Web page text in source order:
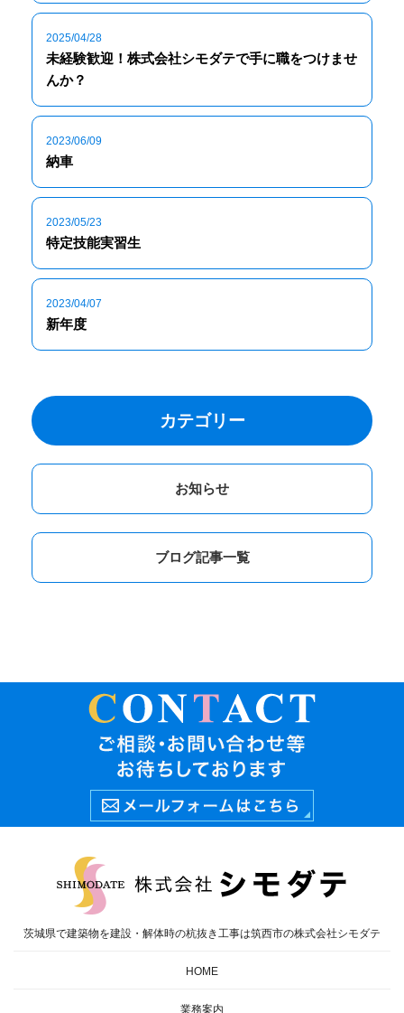
2025/04/28
未経験歓迎！株式会社シモダテで手に職をつけませ
んか？
2023/06/09
納車
2023/05/23
特定技能実習生
2023/04/07
新年度
カテゴリー
お知らせ
ブログ記事一覧
茨城県で建築物を建設・解体時の杭抜き工事は筑西市の株式会社シモダテ
HOME
業務案内